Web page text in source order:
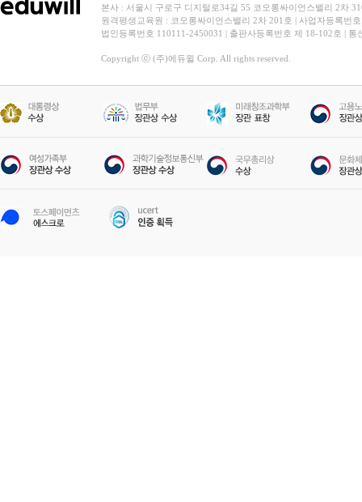
본사 : 서울시 구로구 디지털로34길 55 코오롱싸이언스밸리 2차
원격평생교육원 : 코오롱싸이언스밸리 2차 201호 | 사업자등록번
법인등록번호 110111-2450031 | 출판사등록번호 제 18-102호 |
Copyright ⓒ (주)에듀윌 Corp. All rights reserved.